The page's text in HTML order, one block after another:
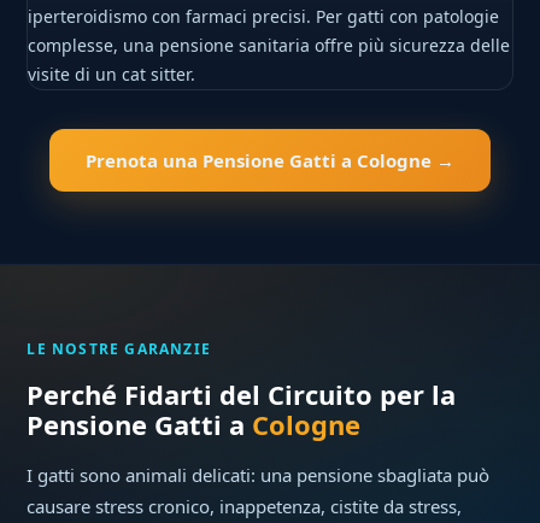
iperteroidismo con farmaci precisi. Per gatti con patologie
complesse, una pensione sanitaria offre più sicurezza delle
visite di un cat sitter.
Prenota una Pensione Gatti a Cologne →
LE NOSTRE GARANZIE
Perché Fidarti del Circuito per la
Pensione Gatti a Cologne
I gatti sono animali delicati: una pensione sbagliata può
causare stress cronico, inappetenza, cistite da stress,